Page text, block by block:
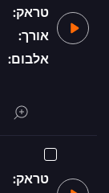
טראק:
אורך:
אלבום:
טראק: